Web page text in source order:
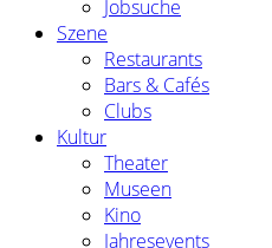
Jobsuche
Szene
Restaurants
Bars & Cafés
Clubs
Kultur
Theater
Museen
Kino
Jahresevents